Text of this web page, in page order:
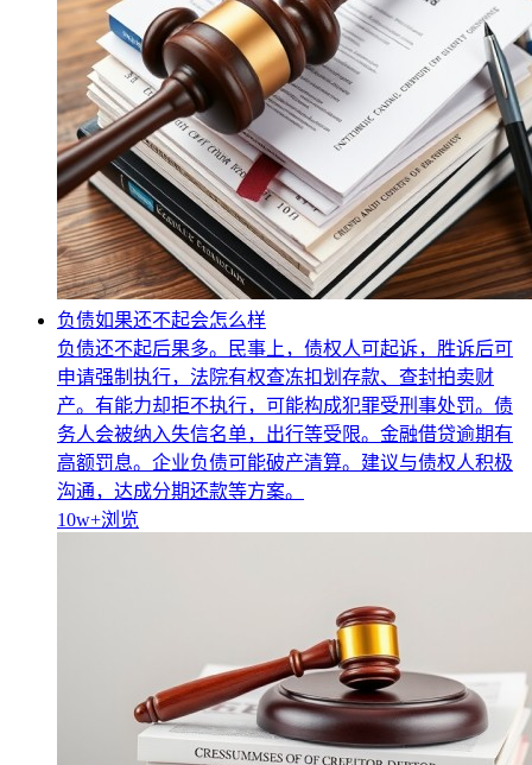
负债如果还不起会怎么样
负债还不起后果多。民事上，债权人可起诉，胜诉后可
申请强制执行，法院有权查冻扣划存款、查封拍卖财
产。有能力却拒不执行，可能构成犯罪受刑事处罚。债
务人会被纳入失信名单，出行等受限。金融借贷逾期有
高额罚息。企业负债可能破产清算。建议与债权人积极
沟通，达成分期还款等方案。
10w+浏览